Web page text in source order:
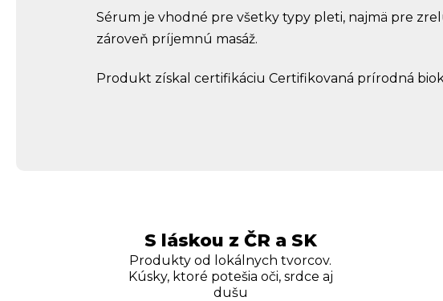
Sérum je vhodné pre všetky typy pleti, najmä pre
zároveň príjemnú masáž.
Produkt získal certifikáciu Certifikovaná prírodná
S láskou z ČR a SK
Produkty od lokálnych tvorcov.
Kúsky, ktoré potešia oči, srdce aj
dušu